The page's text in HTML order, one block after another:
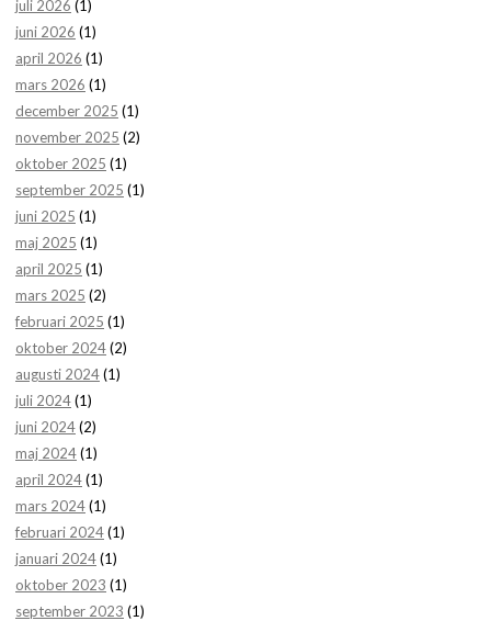
juli 2026 (1)
juni 2026 (1)
april 2026 (1)
mars 2026 (1)
december 2025 (1)
november 2025 (2)
oktober 2025 (1)
september 2025 (1)
juni 2025 (1)
maj 2025 (1)
april 2025 (1)
mars 2025 (2)
februari 2025 (1)
oktober 2024(2)
augusti 2024(1)
juli 2024(1)
juni 2024(2)
maj 2024(1)
april 2024(1)
mars 2024(1)
februari 2024(1)
januari 2024(1)
oktober 2023 (1)
september 2023 (1)